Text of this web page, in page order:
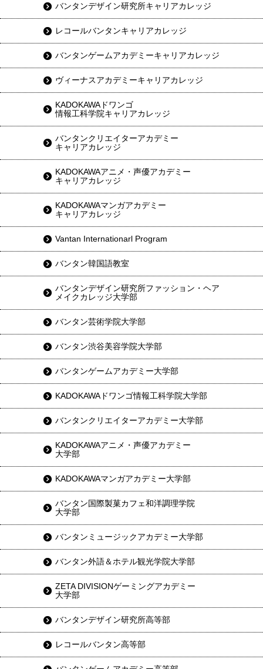
バンタンデザイン研究所キャリアカレッジ
レコールバンタンキャリアカレッジ
バンタンゲームアカデミーキャリアカレッジ
ヴィーナスアカデミーキャリアカレッジ
KADOKAWAドワンゴ
情報工科学院キャリアカレッジ
バンタンクリエイターアカデミー
キャリアカレッジ
KADOKAWAアニメ・声優アカデミー
キャリアカレッジ
KADOKAWAマンガアカデミー
キャリアカレッジ
Vantan Internationarl Program
バンタン韓国語教室
バンタンデザイン研究所ファッション・ヘア
メイクカレッジ大学部
バンタン芸術学院大学部
バンタン渋谷美容学院大学部
バンタンゲームアカデミー大学部
KADOKAWAドワンゴ情報工科学院大学部
バンタンクリエイターアカデミー大学部
KADOKAWAアニメ・声優アカデミー
大学部
KADOKAWAマンガアカデミー大学部
バンタン国際製菓カフェ和洋調理学院
大学部
バンタンミュージックアカデミー大学部
バンタン外語＆ホテル観光学院大学部
ZETA DIVISIONゲーミングアカデミー
大学部
バンタンデザイン研究所高等部
レコールバンタン高等部